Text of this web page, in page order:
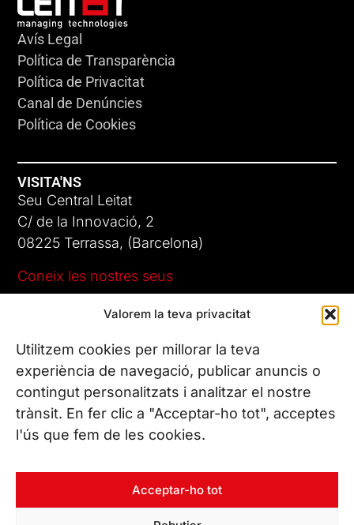
Valorem la teva privacitat
Utilitzem cookies per millorar la teva
experiència de navegació, publicar anuncis o
contingut personalitzats i analitzar el nostre
trànsit. En fer clic a "Acceptar-ho tot", acceptes
l'ús que fem de les cookies.
Acceptar-ho tot
Avís Legal
Política de Transparència
Política de Privacitat
Canal de Denúncies
Política de Cookies
VISITA'NS
Seu Central Leitat
C/ de la Innovació, 2
08225 Terrassa, (Barcelona)
Coneix les nostres seus
Tel. (+34) 937 882 300
SEGUEIX-NOS